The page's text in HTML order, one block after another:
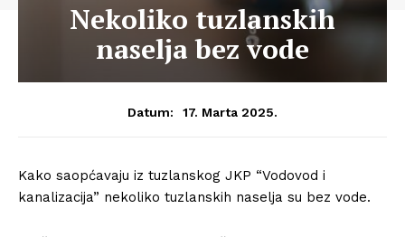
Nekoliko tuzlanskih
naselja bez vode
Datum: 17. Marta 2025.
Kako saopćavaju iz tuzlanskog JKP “Vodovod i
kanalizacija” nekoliko tuzlanskih naselja su bez vode.